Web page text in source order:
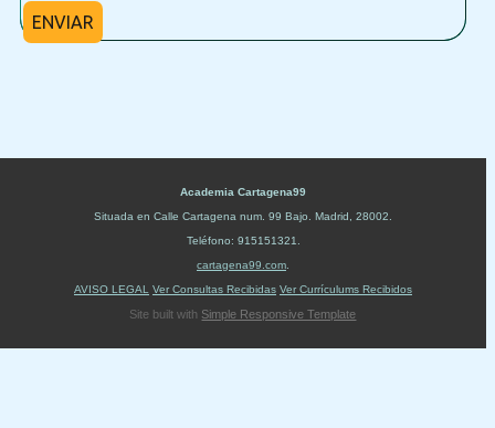
ENVIAR
Academia Cartagena99
Situada en Calle Cartagena num. 99 Bajo Madrid 28002
Teléfono: 915151321
cartagena99.com
AVISO LEGAL
Ver Consultas Recibidas Ver Currículums Recibidos
Site built with Simple Responsive Template